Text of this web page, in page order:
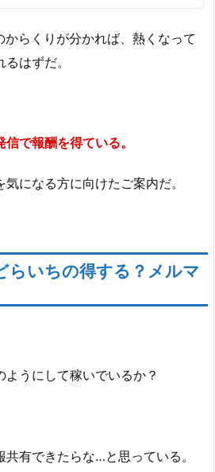
らくりが分かれば、熱くなって
はずだ。
で報酬を得ている。
気になる方に向けたご案内だ。
らいちの得する？メルマ
うにして稼いでいるか？
有できたらな…と思っている。